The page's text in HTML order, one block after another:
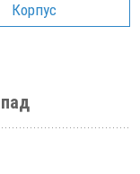
Корпус